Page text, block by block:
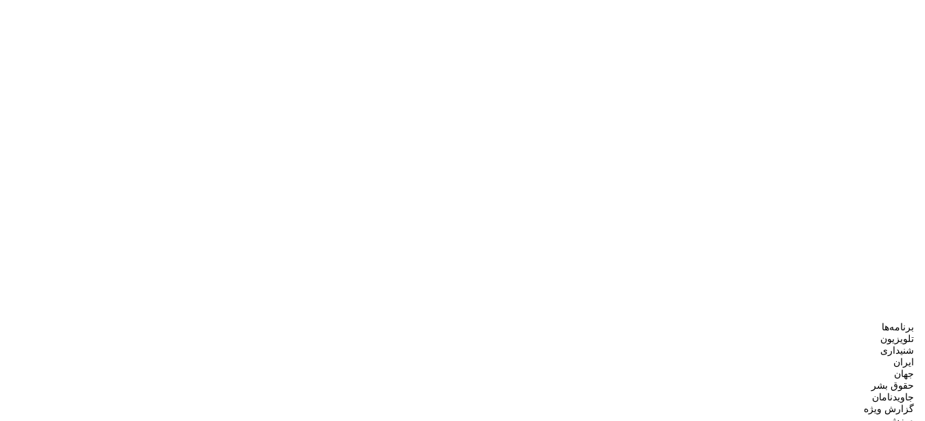
برنامه‌ها
تلویزیون
شنیداری
ایران
جهان
حقوق بشر
جاویدنامان
گزارش ویژه